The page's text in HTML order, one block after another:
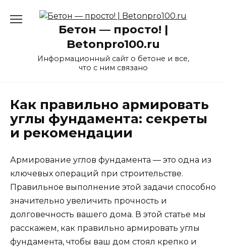
Бетон — просто! |
Betonpro100.ru
Информационный сайт о бетоне и все,
что с ним связано
Как правильно армировать
углы фундамента: секреты
и рекомендации
Армирование углов фундамента — это одна из
ключевых операций при строительстве.
Правильное выполнение этой задачи способно
значительно увеличить прочность и
долговечность вашего дома. В этой статье мы
расскажем, как правильно армировать углы
фундамента, чтобы ваш дом стоял крепко и